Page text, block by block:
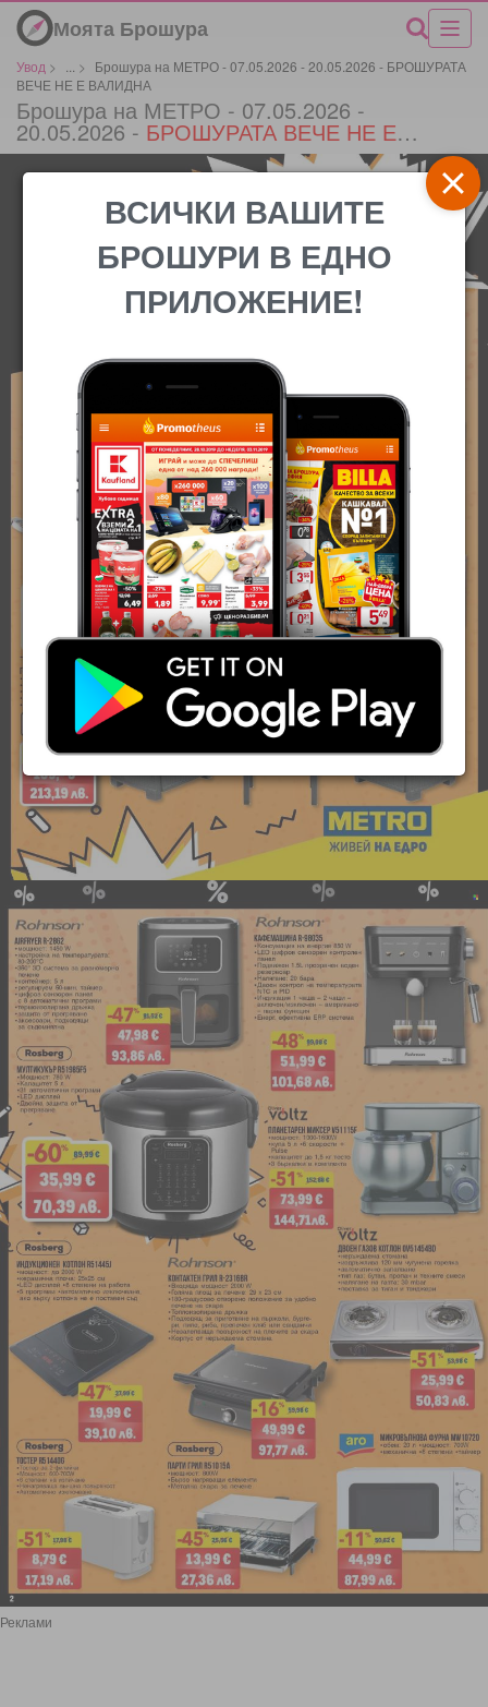
Моята Брошура
Увод > >
Брошура на МЕТРО - 07.05.2026 - 20.05.2026 - БРОШУРАТА
ВЕЧЕ НЕ Е ВАЛИДНА
Брошура на МЕТРО - 07.05.2026 -
20.05.2026 - БРОШУРАТА ВЕЧЕ НЕ Е
ВАЛИДНА *
Реклами
ВСИЧКИ ВАШИТЕ
БРОШУРИ В ЕДНО
ПРИЛОЖЕНИЕ!